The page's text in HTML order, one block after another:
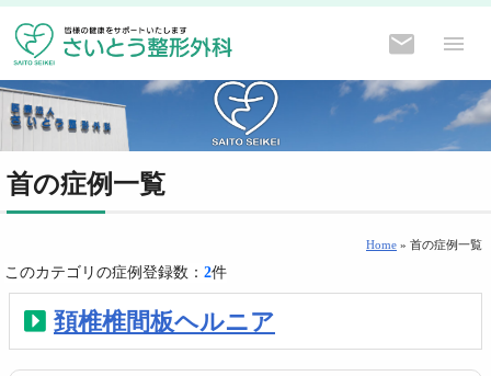
首の症例一覧
Home » 首の症例一覧
このカテゴリの症例登録数： 2件
頚椎椎間板ヘルニア